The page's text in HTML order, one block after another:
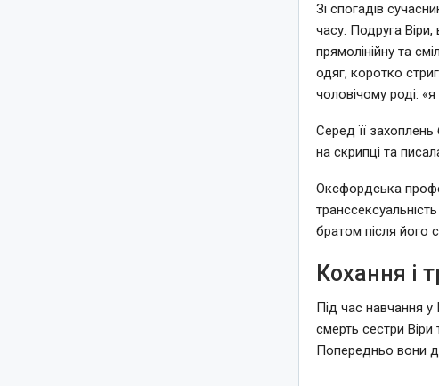
Зі спогадів
часу. Подруга Віри,
прямолінійну та
одяг, коротко
чоловічому роді:
Серед її
на скрипці та
Оксфордська
братом після його
Кохання і
Під час навчання у
смерть сестри Віри
Попередньо вони